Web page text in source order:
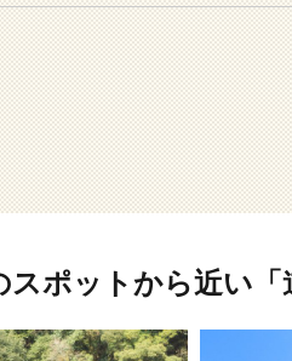
スポットから近い「